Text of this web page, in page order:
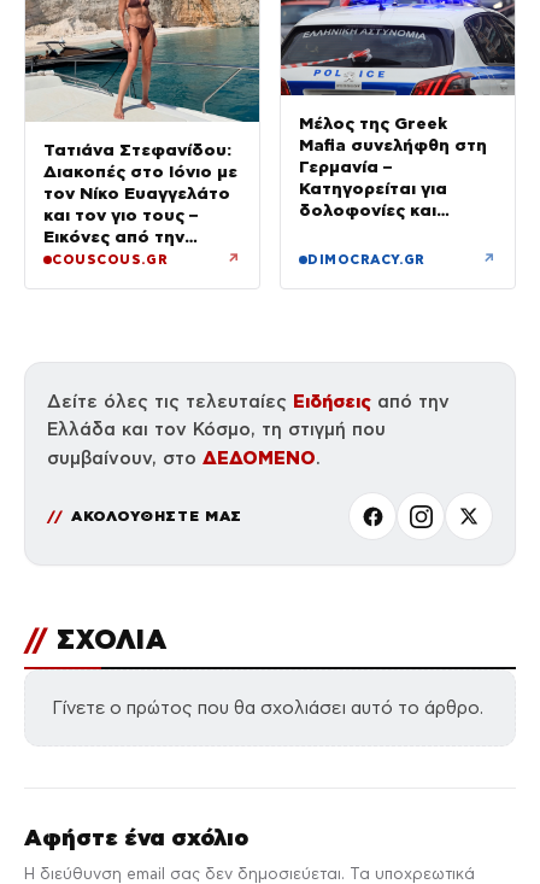
Τατιάνα Στεφανίδου:
Διακοπές στο Ιόνιο με
τον Νίκο Ευαγγελάτο
και τον γιο τους –
Εικόνες από την
Κεφαλονιά
COUSCOUS.GR ↗
Μέλος της Greek
Mafia συνελήφθη στη
Γερμανία –
Κατηγορείται για
δολοφονίες και
DIMOCRACY.GR ↗
Δείτε όλες τις τελευταίες Ειδήσεις από την
Ελλάδα και τον Κόσμο, τη στιγμή που
συμβαίνουν, στο ΔΕΔΟΜΕΝΟ.
ΑΚΟΛΟΥΘΗΣΤΕ ΜΑΣ
// ΣΧΟΛΙΑ
Γίνετε ο πρώτος που θα σχολιάσει αυτό το άρθρο.
Αφήστε ένα σχόλιο
Η διεύθυνση email σας δεν δημοσιεύεται. Τα υποχρεωτικά